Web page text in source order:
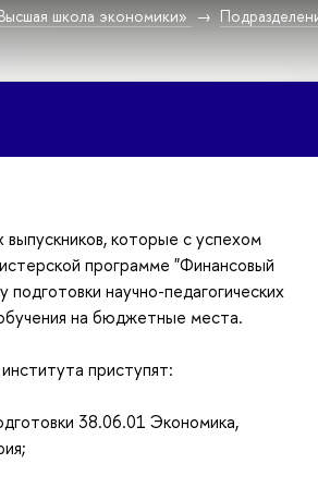
школа экономики»
выпускников, которые с успехом
программе "Финансовый
научно-педагогических
на бюджетные места.
приступят:
38.06.01 Экономика,